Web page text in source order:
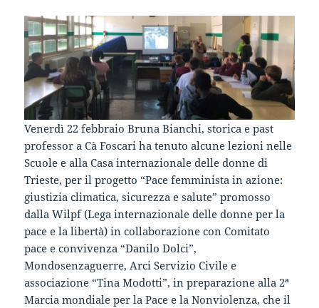
Venerdì 22 febbraio Bruna Bianchi, storica e past
professor a Cà Foscari ha tenuto alcune lezioni nelle
Scuole e alla Casa internazionale delle donne di
Trieste, per il progetto “Pace femminista in azione:
giustizia climatica, sicurezza e salute” promosso
dalla Wilpf (Lega internazionale delle donne per la
pace e la libertà) in collaborazione con Comitato
pace e convivenza “Danilo Dolci”,
Mondosenzaguerre, Arci Servizio Civile e
associazione “Tina Modotti”, in preparazione alla 2ª
Marcia mondiale per la Pace e la Nonviolenza, che il